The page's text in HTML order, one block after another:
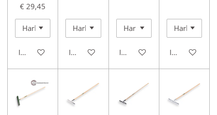
€ 29,45
In winkelwagenIn winkelwagenIn winkelwagenIn